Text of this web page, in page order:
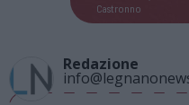
Castronno
Redazione